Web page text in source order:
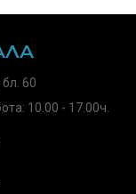
60
10.00 - 17.00ч.